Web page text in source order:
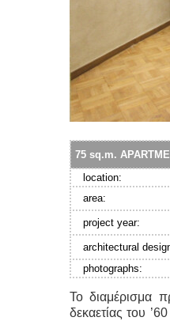
75 sq.m.
location:
area:
project year:
architectural
photographs:
Το διαμέρισμα
δεκαετίας του